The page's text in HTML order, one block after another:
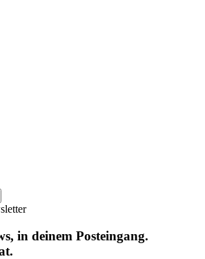
in deinem Posteingang.